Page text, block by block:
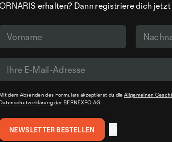
erhalten? Dann registriere dich
Mit dem Absenden des Formulars akzeptierst du die Allgemeinen
Datenschutzerklärung der BERNEXPO AG.